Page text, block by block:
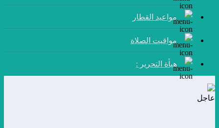
مواعيد القطار
مواقيت الصلاة
هيأة التحرير :
عاجل